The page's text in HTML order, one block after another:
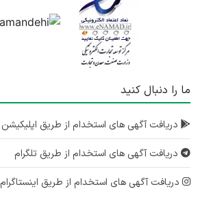
ما را دنبال کنید
دریافت آگهی های استخدام از طریق اپلیکیشن
دریافت آگهی های استخدام از طریق تلگرام
دریافت آگهی های استخدام از طریق اینستاگرام